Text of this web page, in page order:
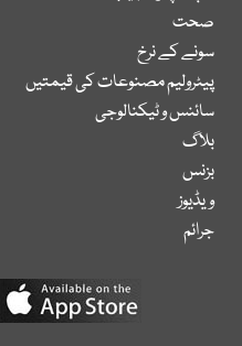
صحت
سونے کے نرخ
پیٹرولیم مصنوعات کی قیمتیں
سائنس و ٹیکنالوجی
بلاگ
بزنس
ویڈیوز
جرائم